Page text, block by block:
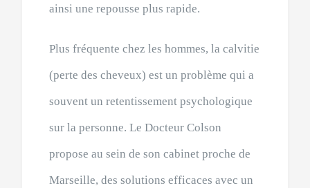
ainsi une repousse plus rapide.
Plus fréquente chez les hommes, la calvitie
(perte des cheveux) est un problème qui a
souvent un retentissement psychologique
sur la personne. Le Docteur Colson
propose au sein de son cabinet proche de
Marseille, des solutions efficaces avec un